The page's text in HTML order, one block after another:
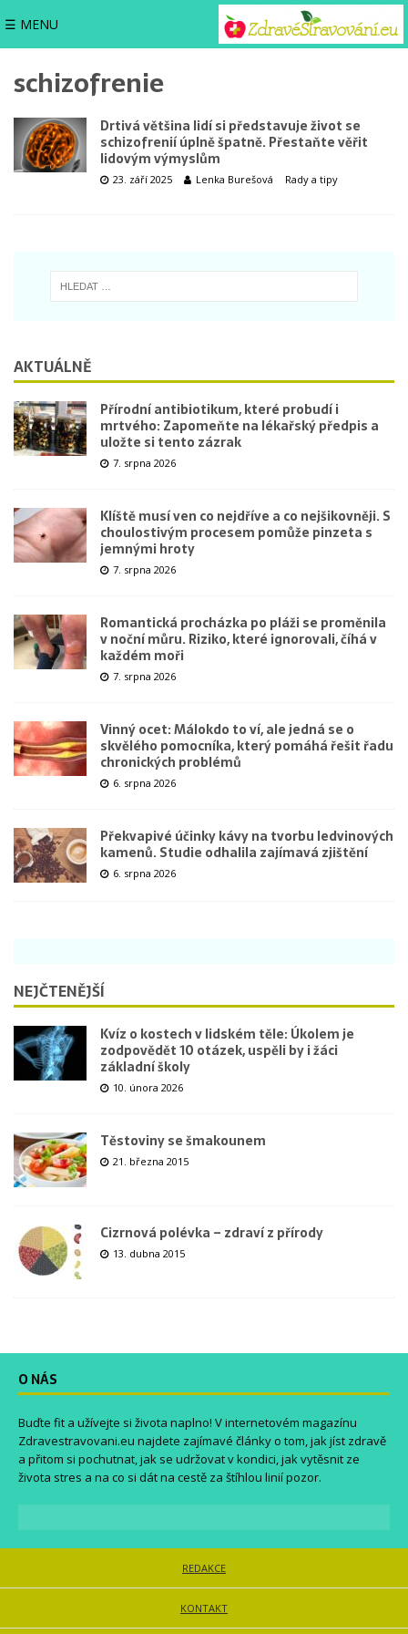
☰ MENU
schizofrenie
Drtivá většina lidí si představuje život se
schizofrenií úplně špatně. Přestaňte věřit
lidovým výmyslům
23. září 2025 Lenka Burešová Rady a tipy
AKTUÁLNĚ
Přírodní antibiotikum, které probudí i
mrtvého: Zapomeňte na lékařský předpis a
uložte si tento zázrak
7. srpna 2026
Klíště musí ven co nejdříve a co nejšikovněji. S
choulostivým procesem pomůže pinzeta s
jemnými hroty
7. srpna 2026
Romantická procházka po pláži se proměnila
v noční můru. Riziko, které ignorovali, číhá v
každém moři
7. srpna 2026
Vinný ocet: Málokdo to ví, ale jedná se o
skvělého pomocníka, který pomáhá řešit řadu
chronických problémů
6. srpna 2026
Překvapivé účinky kávy na tvorbu ledvinových
kamenů. Studie odhalila zajímavá zjištění
6. srpna 2026
NEJČTENĚJŠÍ
Kvíz o kostech v lidském těle: Úkolem je
zodpovědět 10 otázek, uspěli by i žáci
základní školy
10. února 2026
Těstoviny se šmakounem
21. března 2015
Cizrnová polévka – zdraví z přírody
13. dubna 2015
O NÁS
Buďte fit a užívejte si života naplno! V internetovém magazínu
Zdravestravovani.eu najdete zajímavé články o tom, jak jíst zdravě
a přitom si pochutnat, jak se udržovat v kondici, jak vytěsnit ze
života stres a na co si dát na cestě za štíhlou linií pozor.
REDAKCE
KONTAKT